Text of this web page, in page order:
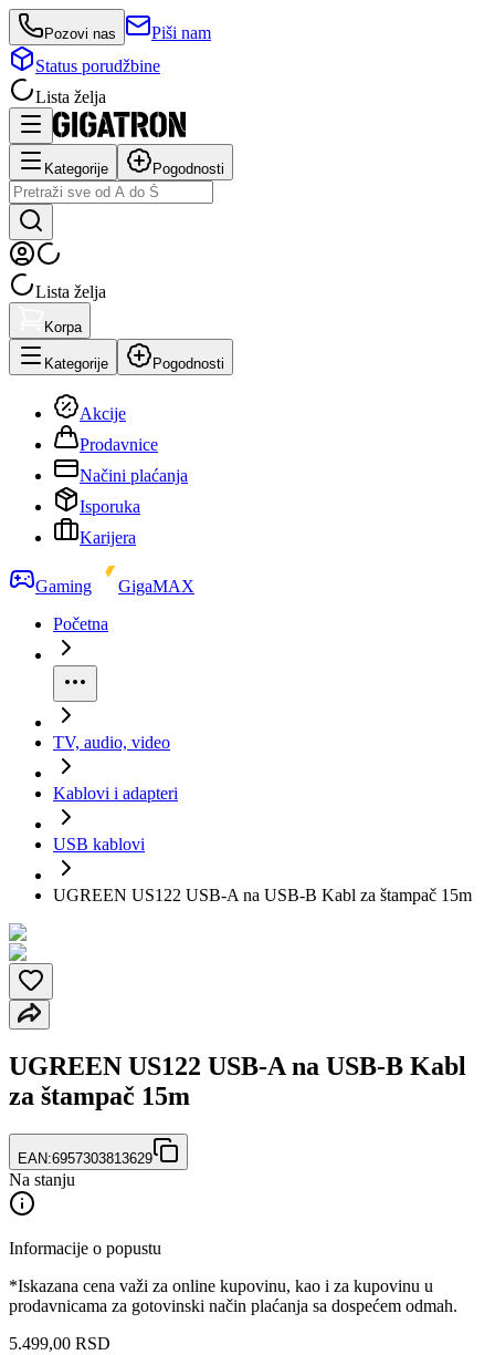
Pozovi nas
Piši nam
Status porudžbine
Lista želja
Kategorije Pogodnosti
Lista želja
Korpa
Kategorije Pogodnosti
Akcije
Prodavnice
Načini plaćanja
Isporuka
Karijera
Gaming
GigaMAX
Početna
TV, audio, video
Kablovi i adapteri
USB kablovi
UGREEN US122 USB-A na USB-B Kabl za štampač 15m
UGREEN US122 USB-A na USB-B Kabl
za štampač 15m
EAN:6957303813629
Na stanju
Informacije o popustu
*Iskazana cena važi za online kupovinu, kao i za kupovinu u
prodavnicama za gotovinski način plaćanja sa dospećem odmah.
5.499,00 RSD